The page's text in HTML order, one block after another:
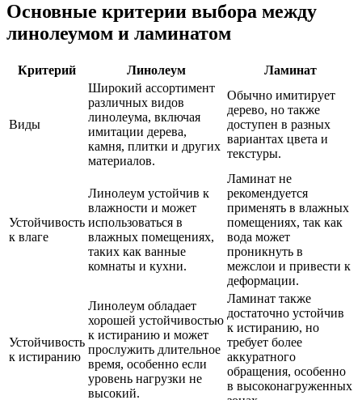
Основные критерии выбора между
линолеумом и ламинатом
Критерий Линолеум Ламинат
Виды
Широкий ассортимент
различных видов
линолеума, включая
имитации дерева,
камня, плитки и других
материалов.
Обычно имитирует
дерево, но также
доступен в разных
вариантах цвета и
текстуры.
Устойчивость
к влаге
Линолеум устойчив к
влажности и может
использоваться в
влажных помещениях,
таких как ванные
комнаты и кухни.
Ламинат не
рекомендуется
применять в влажных
помещениях, так как
вода может
проникнуть в
межслои и привести к
деформации.
Устойчивость
к истиранию
Линолеум обладает
хорошей устойчивостью
к истиранию и может
прослужить длительное
время, особенно если
уровень нагрузки не
высокий.
Ламинат также
достаточно устойчив
к истиранию, но
требует более
аккуратного
обращения, особенно
в высоконагруженных